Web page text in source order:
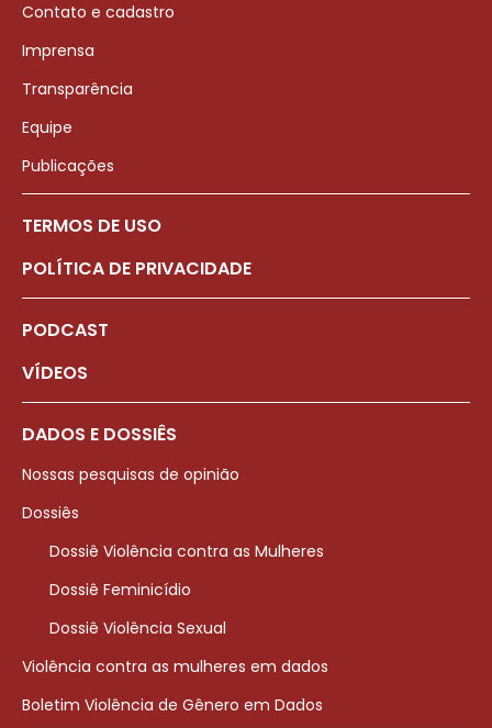
Contato e cadastro
Imprensa
Transparência
Equipe
Publicações
TERMOS DE USO
POLÍTICA DE PRIVACIDADE
PODCAST
VÍDEOS
DADOS E DOSSIÊS
Nossas pesquisas de opinião
Dossiês
Dossiê Violência contra as Mulheres
Dossiê Feminicídio
Dossiê Violência Sexual
Violência contra as mulheres em dados
Boletim Violência de Gênero em Dados